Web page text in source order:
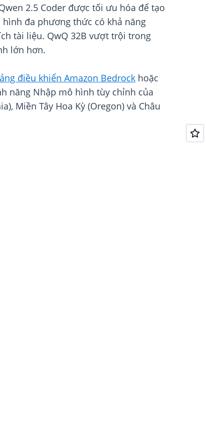
2.5 Coder được tối ưu hóa để tạo
đa phương thức có khả năng
tài liệu. QwQ 32B vượt trội trong
lớn hơn.
điều khiển Amazon Bedrock hoặc
năng Nhập mô hình tùy chỉnh của
Miền Tây Hoa Kỳ (Oregon) và Châu